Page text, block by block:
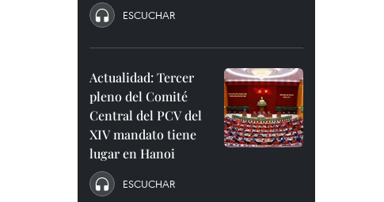
ESCUCHAR
Actualidad: Tercer
pleno del Comité
Central del PCV del
XIV mandato tiene
lugar en Hanoi
ESCUCHAR